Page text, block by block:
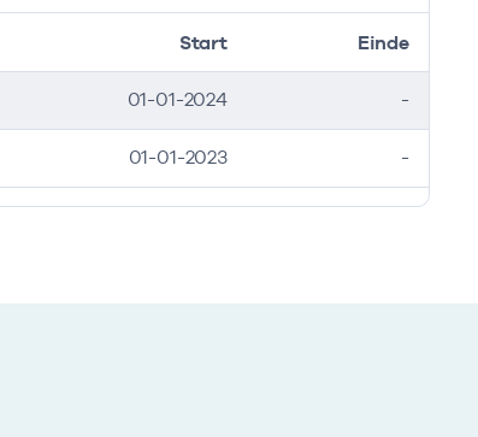
Start Einde
01-01-2024 -
01-01-2023 -